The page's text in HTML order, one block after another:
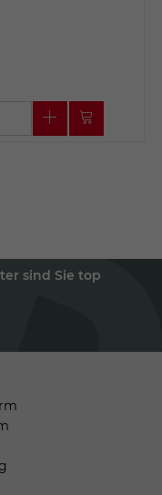
sind Sie top